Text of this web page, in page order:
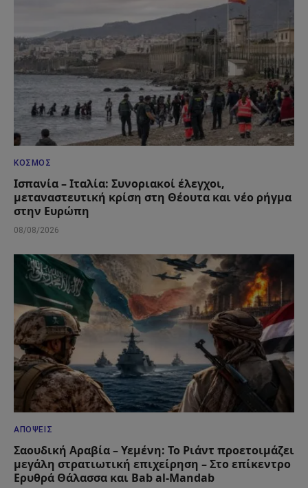
ΚΌΣΜΟΣ
Ισπανία – Ιταλία: Συνοριακοί έλεγχοι,
μεταναστευτική κρίση στη Θέουτα και νέο ρήγμα
στην Ευρώπη
08/08/2026
ΑΠΌΨΕΙΣ
Σαουδική Αραβία – Υεμένη: Το Ριάντ προετοιμάζει
μεγάλη στρατιωτική επιχείρηση – Στο επίκεντρο
Ερυθρά Θάλασσα και Bab al-Mandab